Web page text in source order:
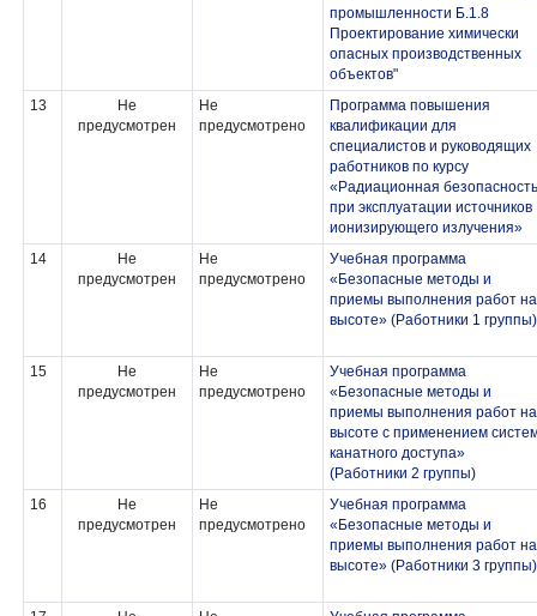
промышленности Б.1.8
Проектирование химически
опасных производственных
объектов"
13
Не
предусмотрен
Не
предусмотрено
Программа повышения
квалификации для
специалистов и руководящих
работников по курсу
«Радиационная безопасность
при эксплуатации источников
ионизирующего излучения»
14
Не
предусмотрен
Не
предусмотрено
Учебная программа
«Безопасные методы и
приемы выполнения работ на
высоте» (Работники 1 группы)
15
Не
предусмотрен
Не
предусмотрено
Учебная программа
«Безопасные методы и
приемы выполнения работ на
высоте с применением
канатного доступа»
(Работники 2 группы)
16
Не
предусмотрен
Не
предусмотрено
Учебная программа
«Безопасные методы и
приемы выполнения работ на
высоте» (Работники 3 группы)